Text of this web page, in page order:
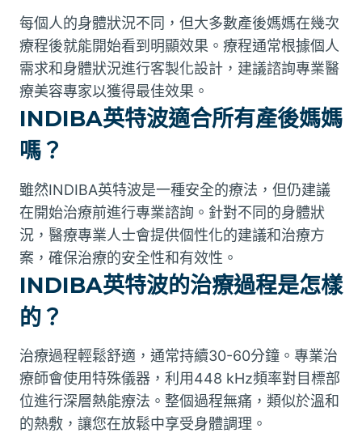
每個人的身體狀況不同，但大多數產後媽媽在幾次
療程後就能開始看到明顯效果。療程通常根據個人
需求和身體狀況進行客製化設計，建議諮詢專業醫
療美容專家以獲得最佳效果。
INDIBA英特波適合所有產後媽媽
嗎？
雖然INDIBA英特波是一種安全的療法，但仍建議
在開始治療前進行專業諮詢。針對不同的身體狀
況，醫療專業人士會提供個性化的建議和治療方
案，確保治療的安全性和有效性。
INDIBA英特波的治療過程是怎樣
的？
治療過程輕鬆舒適，通常持續30-60分鐘。專業治
療師會使用特殊儀器，利用448 kHz頻率對目標部
位進行深層熱能療法。整個過程無痛，類似於溫和
的熱敷，讓您在放鬆中享受身體調理。